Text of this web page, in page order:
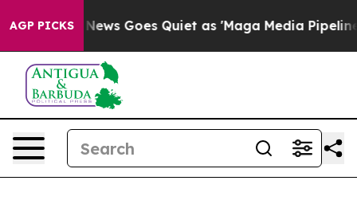
AGP PICKS
News Goes Quiet as 'Maga Media Pipeline'